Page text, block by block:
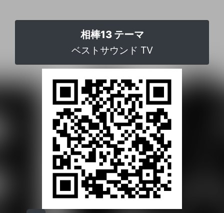
相棒13 テーマ
ベストサウンド TV